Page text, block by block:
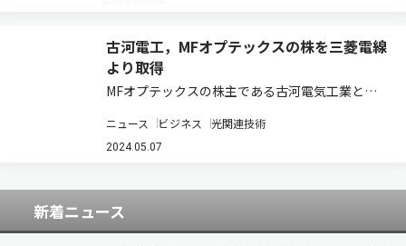
古河電工，MFオプテックスの株を三菱電線
より取得
MFオプテックスの株主である古河電気工業と三
40％を追加取得する株式譲渡契約を締結した（ニ
ュースリリース）。株式取得日は，2024年10月1
ニュース ビジネス 光関連技術
2024.05.07
新着ニュース